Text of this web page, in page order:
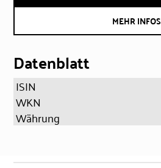
MEHR INFOS
Datenblatt
ISIN
WKN
Währung